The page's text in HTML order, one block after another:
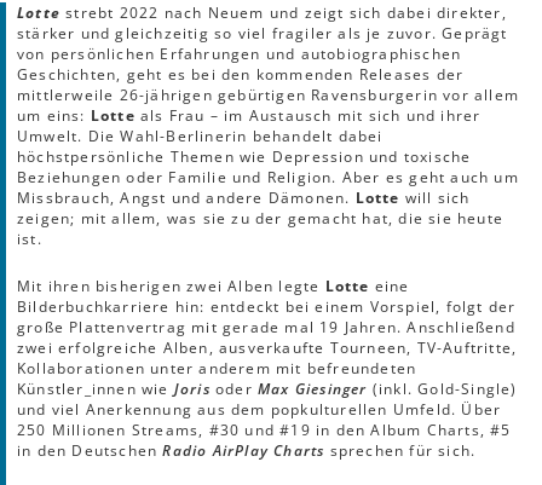
Lottestrebt 2022 nach Neuem und zeigt sich dabei direkter,
stärker und gleichzeitig so viel fragiler als je zuvor. Geprägt
von persönlichen Erfahrungen und autobiographischen
Geschichten, geht es bei den kommenden Releases der
mittlerweile 26-jährigen gebürtigen Ravensburgerin vor allem
um eins: Lotteals Frau – im Austausch mit sich und ihrer
Umwelt. Die Wahl-Berlinerin behandelt dabei
höchstpersönliche Themen wie Depression und toxische
Beziehungen oder Familie und Religion. Aber es geht auch um
Missbrauch, Angst und andere Dämonen. Lotte will sich
zeigen; mit allem, was sie zu der gemacht hat, die sie heute
ist.
Mit ihren bisherigen zwei Alben legte Lotte eine
Bilderbuchkarriere hin: entdeckt bei einem Vorspiel, folgt der
große Plattenvertrag mit gerade mal 19 Jahren. Anschließend
zwei erfolgreiche Alben, ausverkaufte Tourneen, TV-Auftritte,
Kollaborationen unter anderem mit befreundeten
Künstler_innen wie JorisoderMax Giesinger (inkl. Gold-Single)
und viel Anerkennung aus dem popkulturellen Umfeld. Über
250 Millionen Streams, #30 und #19 in den Album Charts, #5
in den DeutschenRadio AirPlay Charts sprechen für sich.